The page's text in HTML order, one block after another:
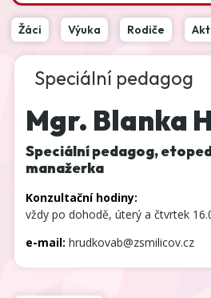
Žáci Výuka Rodiče
Speciální pedagog
Mgr. Blanka
Speciální pedagog,
manažerka
Konzultační hodiny:
vždy po dohodě, úterý a čtvrtek
e-mail: hrudkovab@zsmilicov.cz